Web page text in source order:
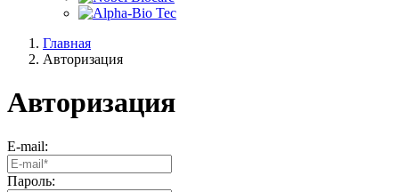
Главная
Авторизация
Авторизация
E-mail:
Пароль: